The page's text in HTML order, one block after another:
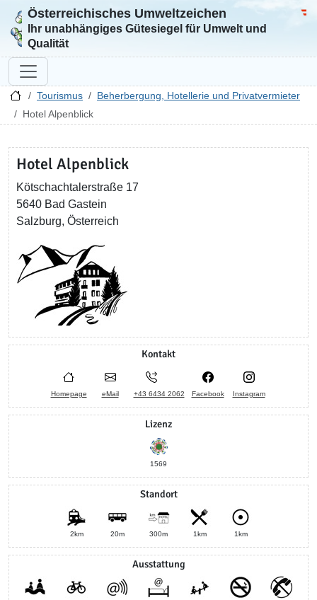
Zur Startseite
Österreichisches Umweltzeichen
Ihr unabhängiges Gütesiegel für Umwelt und
Qualität
Tourismus
Beherbergung, Hotellerie und Privatvermieter
Hotel Alpenblick
Hotel Alpenblick
Kötschachtalerstraße 17
5640 Bad Gastein
Salzburg, Österreich
Kontakt
Homepage eMail +43 6434 2062 Facebook Instagram
Lizenz
1569
Standort
2km 20m 300m 1km 1km
Ausstattung